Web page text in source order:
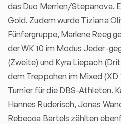
das Duo Merrien/Stepanova.
Gold. Zudem wurde Tiziana
Fünfergruppe, Marlene Reeg
der WK 10 im Modus Jeder-
(Zweite) und Kyra Liepach
dem Treppchen im Mixed (XD
Turnier für die DBS-Athleten.
Hannes Ruderisch, Jonas
Rebecca Bartels zählten